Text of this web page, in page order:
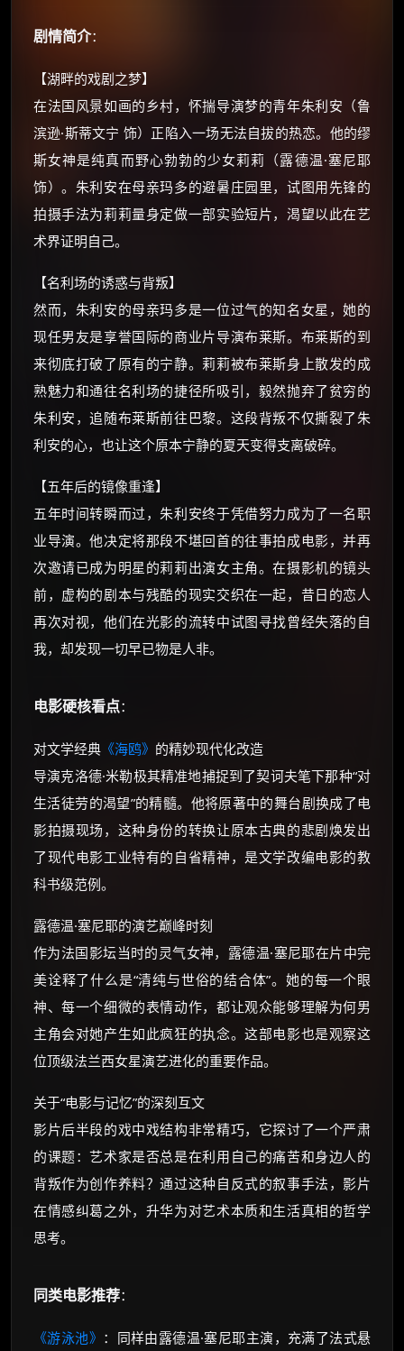
剧情简介：
【湖畔的戏剧之梦】
在法国风景如画的乡村，怀揣导演梦的青年朱利安（鲁
滨逊·斯蒂文宁 饰）正陷入一场无法自拔的热恋。他的缪
斯女神是纯真而野心勃勃的少女莉莉（露德温·塞尼耶
饰）。朱利安在母亲玛多的避暑庄园里，试图用先锋的
拍摄手法为莉莉量身定做一部实验短片，渴望以此在艺
术界证明自己。
【名利场的诱惑与背叛】
然而，朱利安的母亲玛多是一位过气的知名女星，她的
现任男友是享誉国际的商业片导演布莱斯。布莱斯的到
来彻底打破了原有的宁静。莉莉被布莱斯身上散发的成
熟魅力和通往名利场的捷径所吸引，毅然抛弃了贫穷的
朱利安，追随布莱斯前往巴黎。这段背叛不仅撕裂了朱
利安的心，也让这个原本宁静的夏天变得支离破碎。
【五年后的镜像重逢】
五年时间转瞬而过，朱利安终于凭借努力成为了一名职
业导演。他决定将那段不堪回首的往事拍成电影，并再
次邀请已成为明星的莉莉出演女主角。在摄影机的镜头
前，虚构的剧本与残酷的现实交织在一起，昔日的恋人
再次对视，他们在光影的流转中试图寻找曾经失落的自
我，却发现一切早已物是人非。
电影硬核看点：
对文学经典 《海鸥》 的精妙现代化改造
导演克洛德·米勒极其精准地捕捉到了契诃夫笔下那种“对
生活徒劳的渴望”的精髓。他将原著中的舞台剧换成了电
影拍摄现场，这种身份的转换让原本古典的悲剧焕发出
了现代电影工业特有的自省精神，是文学改编电影的教
科书级范例。
露德温·塞尼耶的演艺巅峰时刻
作为法国影坛当时的灵气女神，露德温·塞尼耶在片中完
美诠释了什么是“清纯与世俗的结合体”。她的每一个眼
神、每一个细微的表情动作，都让观众能够理解为何男
主角会对她产生如此疯狂的执念。这部电影也是观察这
位顶级法兰西女星演艺进化的重要作品。
关于“电影与记忆”的深刻互文
影片后半段的戏中戏结构非常精巧，它探讨了一个严肃
的课题：艺术家是否总是在利用自己的痛苦和身边人的
背叛作为创作养料？通过这种自反式的叙事手法，影片
在情感纠葛之外，升华为对艺术本质和生活真相的哲学
思考。
同类电影推荐：
《游泳池》 ：同样由露德温·塞尼耶主演，充满了法式悬
🧧 福利领取站 ×
朋友们辛苦了 💦
你需要的各种会员，都可低价购买！
如夸克12个月送14天 最低75元！
还有支付宝现金红包、外卖红包、
☕ 海外大侠？通过 Ko-fi 赐茶